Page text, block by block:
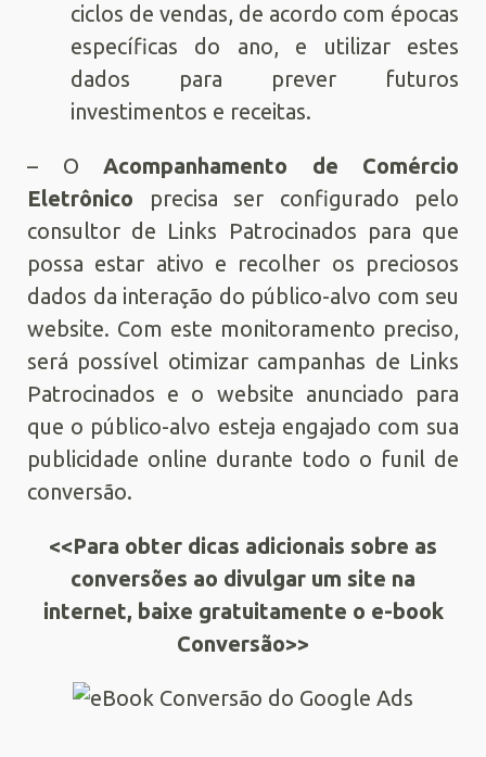
ciclos de vendas, de acordo com épocas
específicas do ano, e utilizar estes
dados para prever futuros
investimentos e receitas.
– O Acompanhamento de Comércio
Eletrônico precisa ser configurado pelo
consultor de Links Patrocinados para que
possa estar ativo e recolher os preciosos
dados da interação do público-alvo com seu
website. Com este monitoramento preciso,
será possível otimizar campanhas de Links
Patrocinados e o website anunciado para
que o público-alvo esteja engajado com sua
publicidade online durante todo o funil de
conversão.
<<Para obter dicas adicionais sobre as
conversões ao divulgar um site na
internet, baixe gratuitamente o e-book
Conversão>>